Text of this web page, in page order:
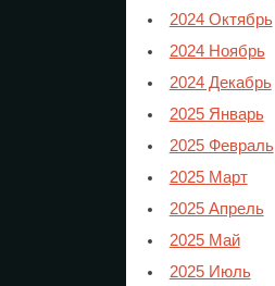
2024 Октябрь
2024 Ноябрь
2024 Декабрь
2025 Январь
2025 Февраль
2025 Март
2025 Апрель
2025 Май
2025 Июль